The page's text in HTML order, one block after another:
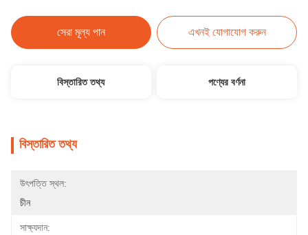
সেরা মূল্য পান এখনই যোগাযোগ করুন
বিস্তারিত তথ্য পণ্যের বর্ণনা
বিস্তারিত তথ্য
উৎপত্তি স্থল:
চীন
সাক্ষ্যদান: